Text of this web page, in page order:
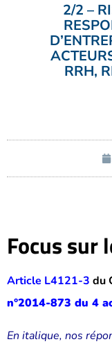
2/2 –
RRH,
Focus sur
Article L4121-3 du
n°2014-873 du 4
En italique, nos